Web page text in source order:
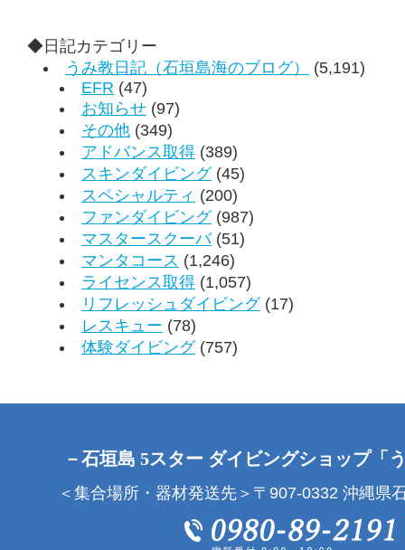
◆日記カテゴリー
うみ教日記（石垣島海のブログ）
(5,191)
EFR (47)
お知らせ (97)
その他 (349)
アドバンス取得 (389)
スキンダイビング(45)
スペシャルティ (200)
ファンダイビング(987)
マスタースクーバ(51)
マンタコース (1,246)
ライセンス取得 (1,057)
リフレッシュダイビング(17)
レスキュー (78)
体験ダイビング(757)
－石垣島 5スター ダイビングショップ「
＜集合場所・器材発送先＞〒907-0332 沖縄県